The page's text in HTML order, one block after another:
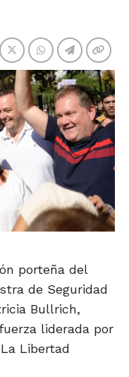
porteña del
de Seguridad
Bullrich,
liderada por
Libertad